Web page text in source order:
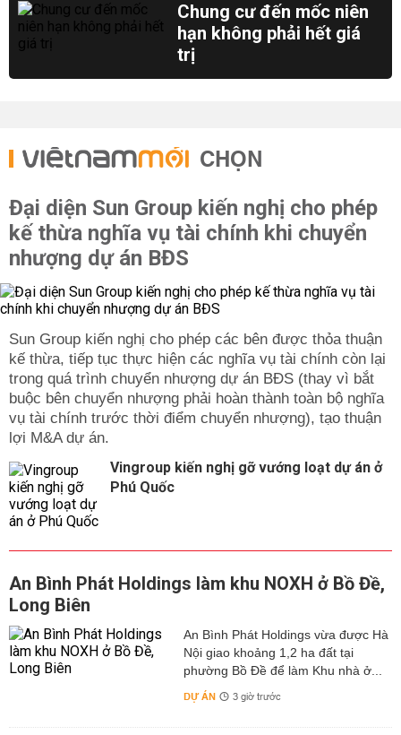
Chung cư đến mốc niên
hạn không phải hết giá
trị
CHỌN
Đại diện Sun Group kiến nghị cho phép
kế thừa nghĩa vụ tài chính khi chuyển
nhượng dự án BĐS
Sun Group kiến nghị cho phép các bên được thỏa thuận
kế thừa, tiếp tục thực hiện các nghĩa vụ tài chính còn lại
trong quá trình chuyển nhượng dự án BĐS (thay vì bắt
buộc bên chuyển nhượng phải hoàn thành toàn bộ nghĩa
vụ tài chính trước thời điểm chuyển nhượng), tạo thuận
lợi M&A dự án.
Vingroup kiến nghị gỡ vướng loạt dự án ở
Phú Quốc
An Bình Phát Holdings làm khu NOXH ở Bồ Đề,
Long Biên
An Bình Phát Holdings vừa được Hà
Nội giao khoảng 1,2 ha đất tại
phường Bồ Đề để làm Khu nhà ở...
DỰ ÁN 3 giờ trước